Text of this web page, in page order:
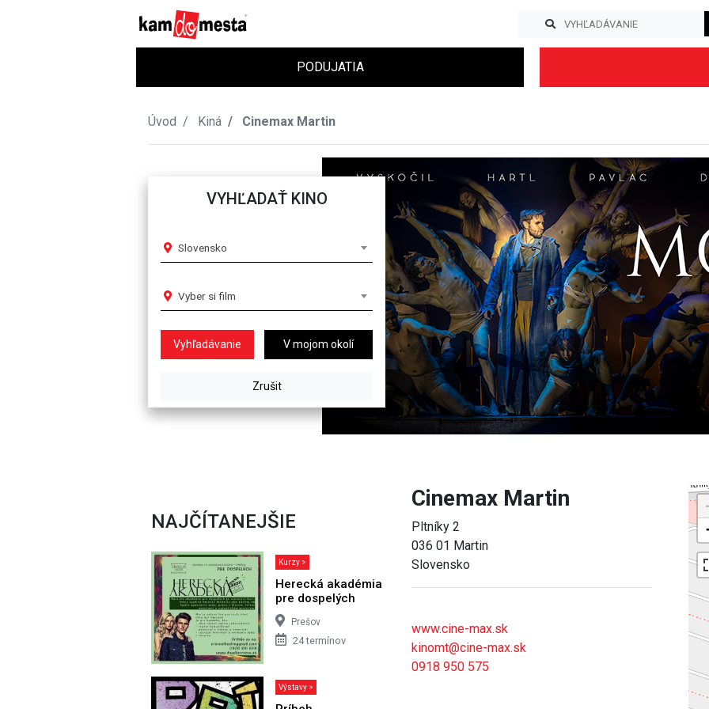
PODUJATIA
Úvod Kiná Cinemax Martin
VYHĽADAŤ KINO
Slovensko
Vyber si film
V mojom okolí
Previous
NAJČÍTANEJŠIE
Kurzy >
Herecká akadémia
pre dospelých
Prešov
24 termínov
Výstavy >
Cinemax Martin
Pltníky 2
036 01 Martin
Slovensko
www.cine-max.sk
kinomt@cine-max.sk
0918 950 575